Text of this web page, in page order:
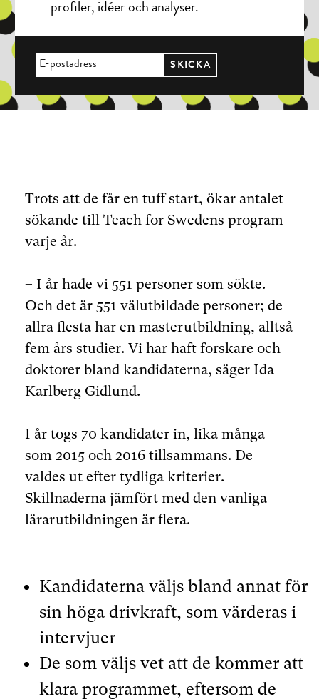
profiler, idéer och analyser.
Trots att de får en tuff start, ökar antalet
sökande till Teach for Swedens program
varje år.
– I år hade vi 551 personer som sökte.
Och det är 551 välutbildade personer; de
allra flesta har en masterutbildning, alltså
fem års studier. Vi har haft forskare och
doktorer bland kandidaterna, säger Ida
Karlberg Gidlund.
I år togs 70 kandidater in, lika många
som 2015 och 2016 tillsammans. De
valdes ut efter tydliga kriterier.
Skillnaderna jämfört med den vanliga
lärarutbildningen är flera.
Kandidaterna väljs bland annat för
sin höga drivkraft, som värderas i
intervjuer
De som väljs vet att de kommer att
klara programmet, eftersom de